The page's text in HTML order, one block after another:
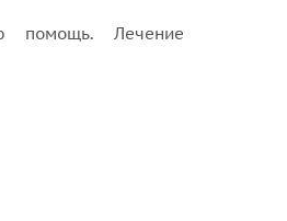
помощь. Лечение